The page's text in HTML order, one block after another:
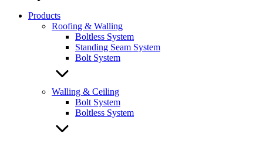
Products
Roofing & Walling
Boltless System
Standing Seam System
Bolt System
Walling & Ceiling
Bolt System
Boltless System